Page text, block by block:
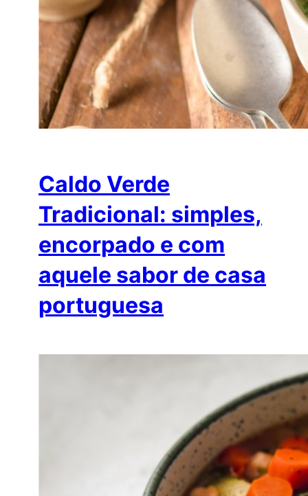
Caldo Verde
Tradicional: simples,
encorpado e com
aquele sabor de casa
portuguesa